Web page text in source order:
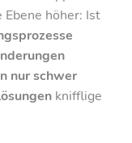
höher: Ist
nur schwer
knifflige